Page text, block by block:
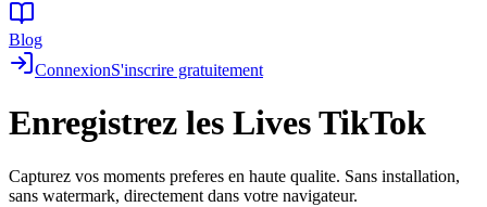
Blog
ConnexionS'inscrire gratuitement
Enregistrez les Lives TikTok
Capturez vos moments preferes en haute qualite. Sans installation,
sans watermark, directement dans votre navigateur.